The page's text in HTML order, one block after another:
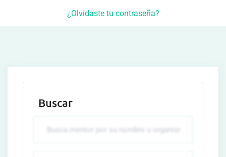
¿Olvidaste tu contraseña?
Buscar